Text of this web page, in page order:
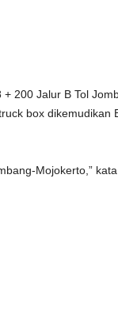
200 Jalur B Tol
box dikemudikan
Mojokerto,” kata